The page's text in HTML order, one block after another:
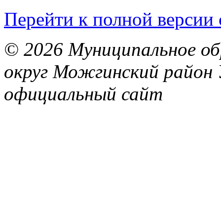
Перейти к полной версии
© 2026 Муниципальное
округ Можгинский район
официальный сайт